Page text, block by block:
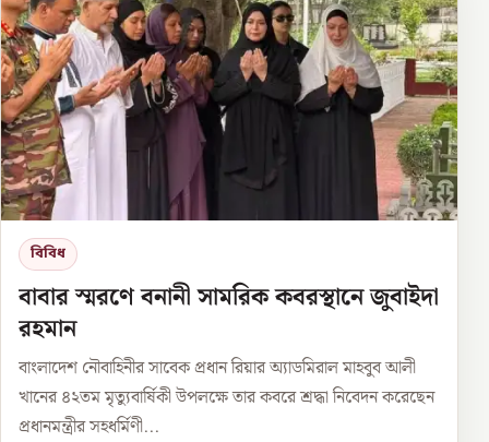
বিবিধ
বাবার স্মরণে বনানী সামরিক কবরস্থানে জুবাইদা
রহমান
বাংলাদেশ নৌবাহিনীর সাবেক প্রধান রিয়ার অ্যাডমিরাল মাহবুব আলী
খানের ৪২তম মৃত্যুবার্ষিকী উপলক্ষে তার কবরে শ্রদ্ধা নিবেদন করেছেন
প্রধানমন্ত্রীর সহধর্মিণী...